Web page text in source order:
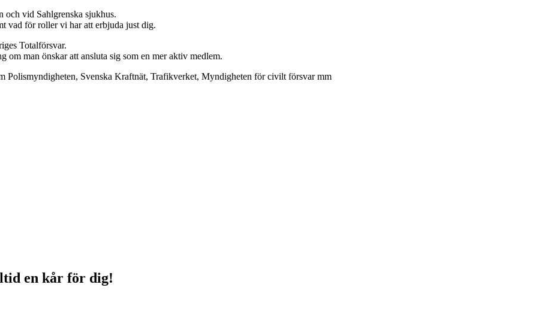
och vid Sahlgrenska sjukhus.
vad för roller vi har att erbjuda just dig.
Totalförsvar.
man önskar att ansluta sig som en mer aktiv medlem.
Polismyndigheten, Svenska Kraftnät, Trafikverket, Myndigheten för civilt försvar mm
en kår för dig!